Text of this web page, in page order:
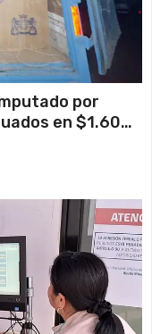
por
en $1.600